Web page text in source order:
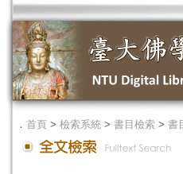
． 首頁 > 檢索系統 > 書目檢索 > 書